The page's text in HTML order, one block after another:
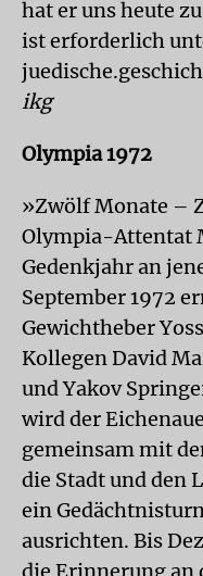
hat er uns heute
ist erforderlich
ikg
Olympia 1972
»Zwölf Monate –
Olympia-Attentat
Gedenkjahr an
September 1972
Gewichtheber
Kollegen David
und Yakov
wird der
gemeinsam mit
die Stadt und den
ein
ausrichten. Bis